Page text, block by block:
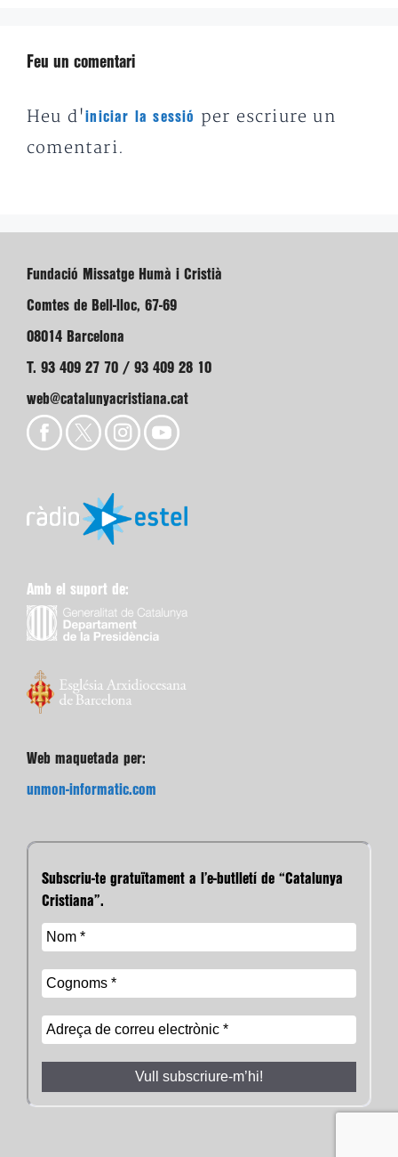
Feu un comentari
Heu d'iniciar la sessió
per escriure un
comentari.
Fundació Missatge Humà i Cristià
Comtes de Bell-lloc, 67-69
08014 Barcelona
T. 93 409 27 70 / 93 409 28 10
web@catalunyacristiana.cat
Amb el suport de:
Web maquetada per:
unmon-informatic.com
Subscriu-te gratuïtament a l’e-butlletí de “Catalunya
Cristiana”.